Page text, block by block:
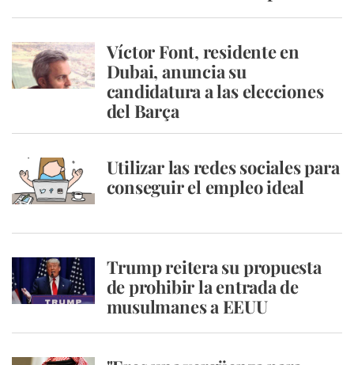
Víctor Font, residente en
Dubai, anuncia su
candidatura a las elecciones
del Barça
Utilizar las redes sociales para
conseguir el empleo ideal
Trump reitera su propuesta
de prohibir la entrada de
musulmanes a EEUU